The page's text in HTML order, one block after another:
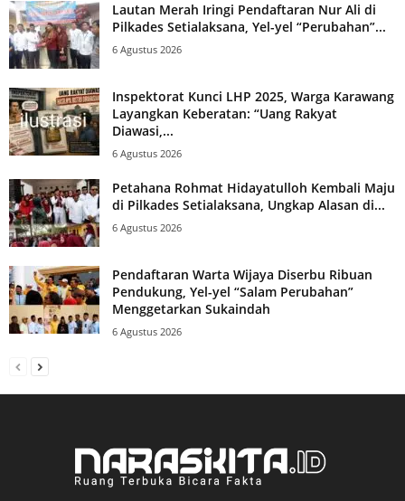
Lautan Merah Iringi Pendaftaran Nur Ali di
Pilkades Setialaksana, Yel-yel “Perubahan”...
6 Agustus 2026
Inspektorat Kunci LHP 2025, Warga Karawang
Layangkan Keberatan: “Uang Rakyat
Diawasi,...
6 Agustus 2026
Petahana Rohmat Hidayatulloh Kembali Maju
di Pilkades Setialaksana, Ungkap Alasan di...
6 Agustus 2026
Pendaftaran Warta Wijaya Diserbu Ribuan
Pendukung, Yel-yel “Salam Perubahan”
Menggetarkan Sukaindah
6 Agustus 2026